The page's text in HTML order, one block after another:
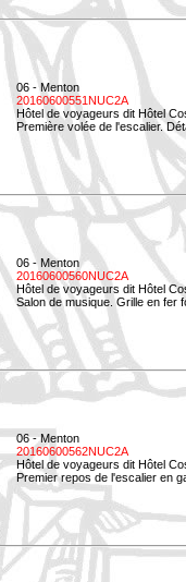
06 - Menton
20160600551NUC2A
Hôtel de voyageurs dit Hôtel
Première volée de l'escalier.
06 - Menton
20160600560NUC2A
Hôtel de voyageurs dit Hôtel
Salon de musique. Grille en fer
06 - Menton
20160600562NUC2A
Hôtel de voyageurs dit Hôtel
Premier repos de l'escalier en